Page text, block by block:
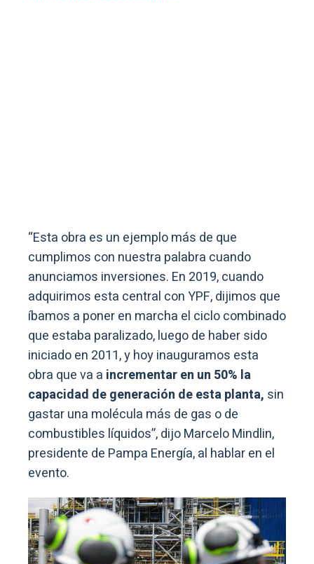
“Esta obra es un ejemplo más de que
cumplimos con nuestra palabra cuando
anunciamos inversiones. En 2019, cuando
adquirimos esta central con YPF, dijimos que
íbamos a poner en marcha el ciclo combinado
que estaba paralizado, luego de haber sido
iniciado en 2011, y hoy inauguramos esta
obra que va a incrementar en un 50% la
capacidad de generación de esta planta, sin
gastar una molécula más de gas o de
combustibles líquidos”, dijo Marcelo Mindlin,
presidente de Pampa Energía, al hablar en el
evento.